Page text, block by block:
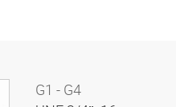
G1 - G4